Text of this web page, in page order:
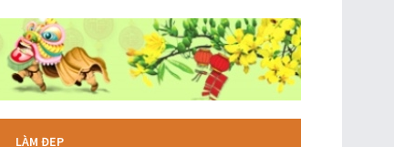
LÀM ĐẸP